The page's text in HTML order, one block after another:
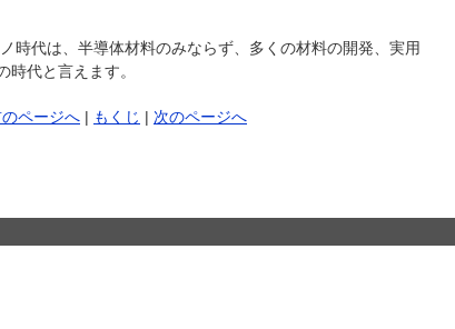
時代は、半導体材料のみならず、多くの材料の開発、実用
時代と言えます。
ページへ もくじ 次のページへ